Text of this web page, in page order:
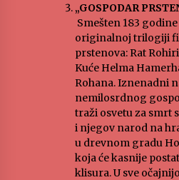
5 months ago
Karatisti
Prvenstvu regiona
5 months ago
ОБАВЕШТЕЊЕ
5 months ago
„GOSPODAR
Smešten 183
originalnoj trilogiji
prstenova: Rat
Kuće Helma
Rohana. Iznenadni
nemilosrdnog
traži osvetu za smrt
i njegov narod na
u drevnom gradu
koja će kasnije
klisura. U sve